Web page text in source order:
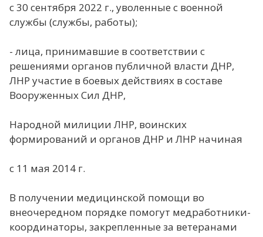
с 30 сентября 2022 г., уволенные с военной
службы (службы, работы);
- лица, принимавшие в соответствии с
решениями органов публичной власти ДНР,
ЛНР участие в боевых действиях в составе
Вооруженных Сил ДНР,
Народной милиции ЛНР, воинских
формирований и органов ДНР и ЛНР начиная
с 11 мая 2014 г.
В получении медицинской помощи во
внеочередном порядке помогут медработники-
координаторы, закрепленные за ветеранами